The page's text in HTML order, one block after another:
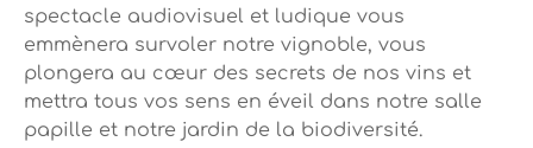
spectacle audiovisuel et ludique vous
emmènera survoler notre vignoble, vous
plongera au cœur des secrets de nos vins et
mettra tous vos sens en éveil dans notre salle
papille et notre jardin de la biodiversité.